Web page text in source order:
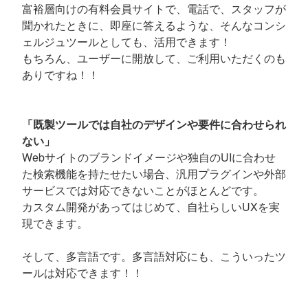
富裕層向けの有料会員サイトで、電話で、スタッフが
聞かれたときに、即座に答えるような、そんなコンシ
ェルジュツールとしても、活用できます！
もちろん、ユーザーに開放して、ご利用いただくのも
ありですね！！
「既製ツールでは自社のデザインや要件に合わせられ
ない」
Webサイトのブランドイメージや独自のUIに合わせ
た検索機能を持たせたい場合、汎用プラグインや外部
サービスでは対応できないことがほとんどです。
カスタム開発があってはじめて、自社らしいUXを実
現できます。
そして、多言語です。多言語対応にも、こういったツ
ールは対応できます！！